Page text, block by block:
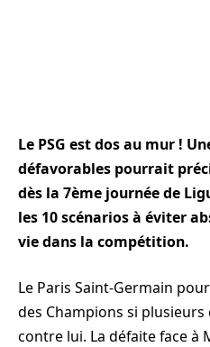
Le PSG est dos au mur !
défavorables pourrait
dès la 7ème journée de
les 10 scénarios à éviter
vie dans la compétition.
Le Paris Saint-Germain
des Champions si plusieurs
contre lui. La défaite face à